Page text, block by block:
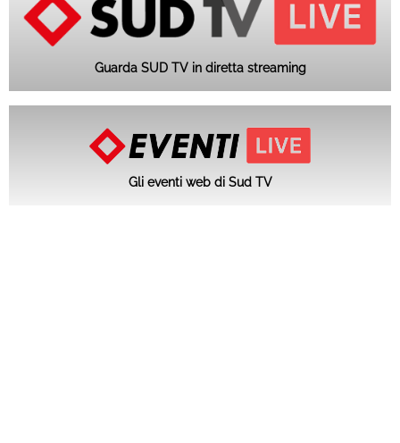
Guarda SUD TV in diretta streaming
Gli eventi web di Sud TV